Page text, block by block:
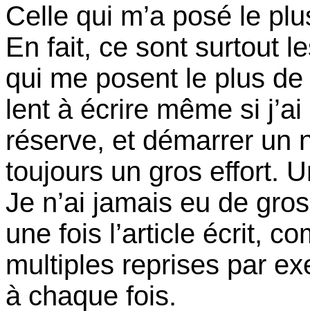
Celle qui m’a posé le
En fait, ce sont surtout
qui me posent le plus
lent à écrire même si
réserve, et démarrer un
toujours un gros effort.
Je n’ai jamais eu de
une fois l’article écrit,
multiples reprises par
à chaque fois.